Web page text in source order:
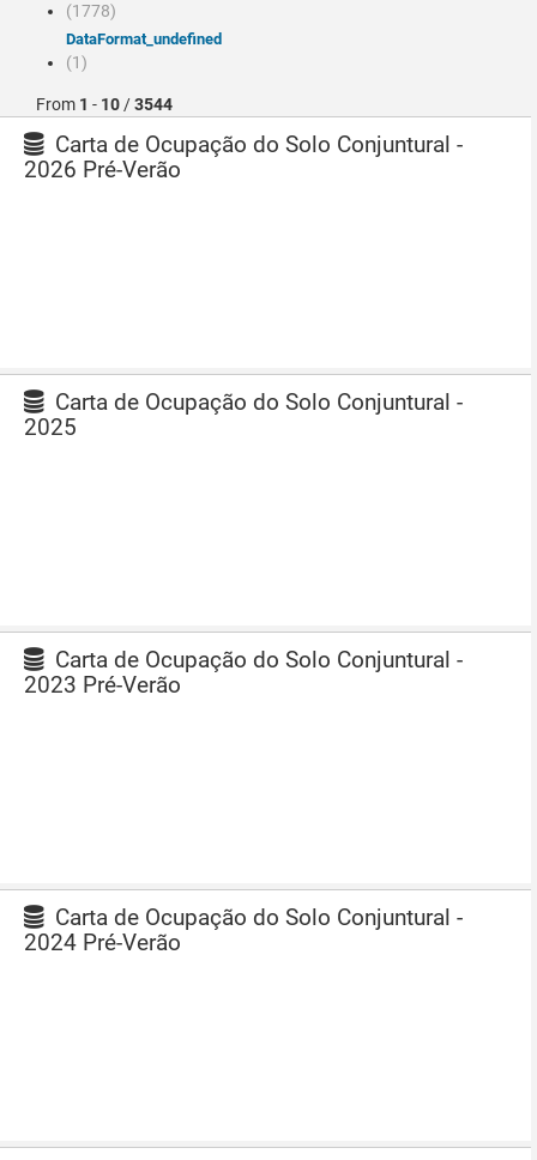
(1778)
dataFormat_undefined
(1)
From 1 - 10 /3544
Carta de Ocupação do Solo Conjuntural -
2026 Pré-Verão
Carta de Ocupação do Solo Conjuntural -
2025
Carta de Ocupação do Solo Conjuntural -
2023 Pré-Verão
Carta de Ocupação do Solo Conjuntural -
2024 Pré-Verão